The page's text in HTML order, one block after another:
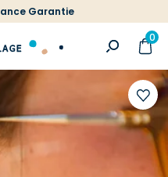
Garantie
0
votre